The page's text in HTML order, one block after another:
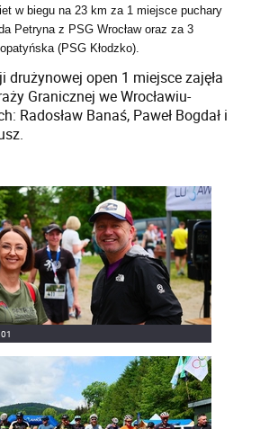
w biegu na 23 km za 1 miejsce puchary
Petryna z PSG Wrocław oraz za 3
(PSG Kłodzko).
drużynowej open 1 miejsce zajęła
Granicznej we Wrocławiu-
Radosław Banaś, Paweł Bogdał i